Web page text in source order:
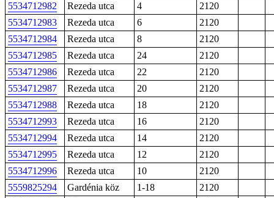
5534712982
Rezeda utca 4
2120
5534712983
Rezeda utca 6
2120
5534712984
Rezeda utca 8
2120
5534712985
Rezeda utca 24
2120
5534712986
Rezeda utca 22
2120
5534712987
Rezeda utca 20
2120
5534712988
Rezeda utca 18
2120
5534712993
Rezeda utca 16
2120
5534712994
Rezeda utca 14
2120
5534712995
Rezeda utca 12
2120
5534712996
Rezeda utca 10
2120
5559825294
Gardénia köz 1-18
2120